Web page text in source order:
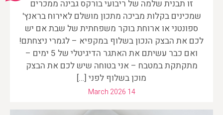
זו תבנית שלמה של ריבועי בורקס גבינה ממכרים
שמכינים בקלות מביכה מתכון מושלם לאירוח בראנץ'
ספונטני או ארוחת בוקר משפחתית של שבת אם יש
לכם את הבצק הנכון בשלוף במקפיא – לגמרי ניצחתם!
ואם כבר עשיתם את האתגר הדיגיטלי של 5 ימים –
מתקתקת במטבח – אני בטוחה שיש לכם את הבצק
מוכן בשלוף לפני […]
March 2026 14